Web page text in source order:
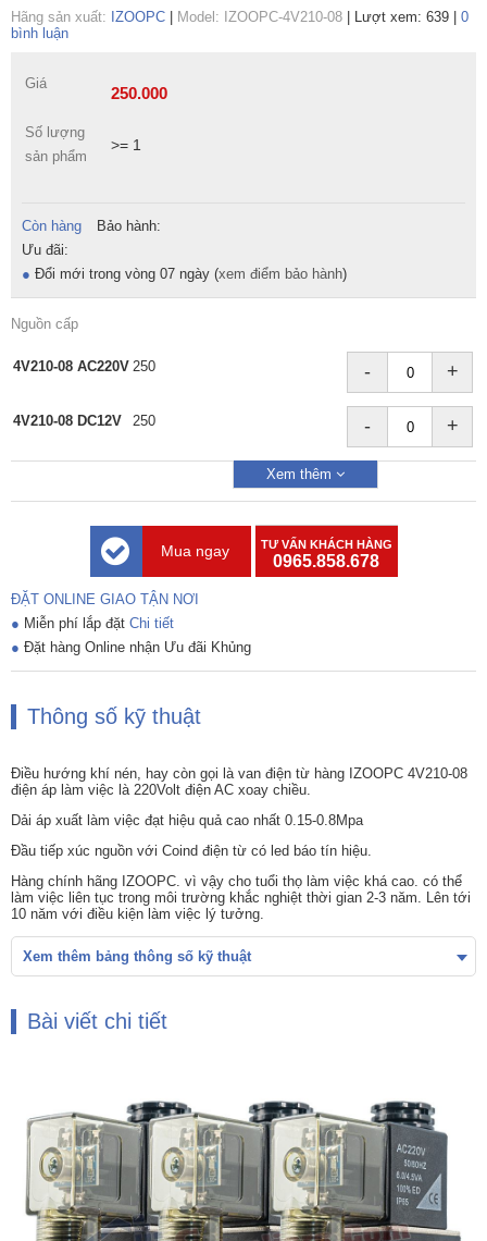
Hãng sản xuất: IZOOPC Model: IZOOPC-4V210-08 Lượt xem: 639
0
bình luận
Giá
Số lượng
sản phẩm
250.000
>= 1
Còn hàng
Bảo hành:
Ưu đãi:
● Đổi mới trong vòng 07 ngày (xem điểm bảo hành)
Nguồn cấp
4V210-08 AC220V 250 - +
4V210-08 DC12V 250 - +
Xem thêm
Mua ngay TƯ VẤN KHÁCH HÀNG
0965.858.678
ĐẶT ONLINE GIAO TẬN NƠI
● Miễn phí lắp đặt Chi tiết
● Đặt hàng Online nhận Ưu đãi Khủng
Thông số kỹ thuật
Điều hướng khí nén, hay còn gọi là van điện từ hàng IZOOPC 4V210-08
điện áp làm việc là 220Volt điện AC xoay chiều.
Dải áp xuất làm việc đạt hiệu quả cao nhất 0.15-0.8Mpa
Đầu tiếp xúc nguồn với Coind điện từ có led báo tín hiệu.
Hàng chính hãng IZOOPC. vì vậy cho tuổi thọ làm việc khá cao. có thể
làm việc liên tục trong môi trường khắc nghiệt thời gian 2-3 năm. Lên tới
10 năm với điều kiện làm việc lý tưởng.
Xem thêm bảng thông số kỹ thuật
Bài viết chi tiết